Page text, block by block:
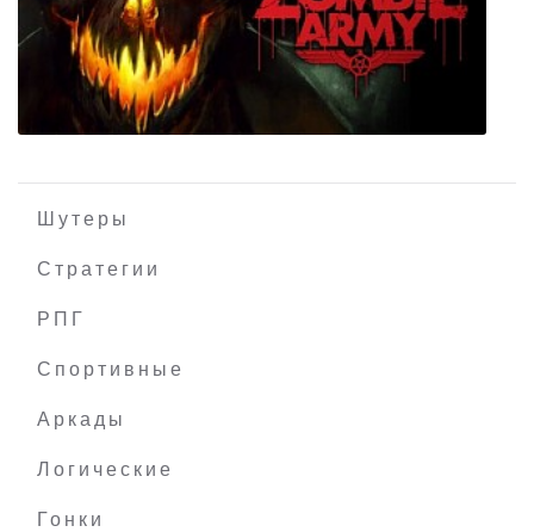
Cold Fear
Шутеры
Стратегии
РПГ
Спортивные
Аркады
Логические
Гонки